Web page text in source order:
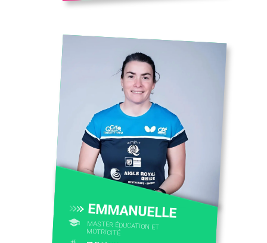
EMMANUELLE
MASTER ÉDUCATION ET
MOTRICITÉ